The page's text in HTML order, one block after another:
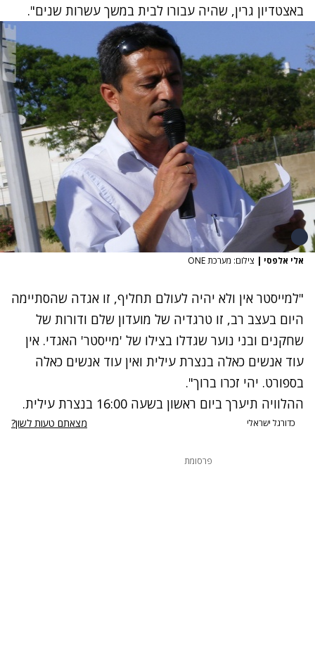
באצטדיון גרין, שהיה עבורו לבית במשך עשרות שנים".
אלי אלפסי | צילום: מערכת ONE
"למייסטר אין ולא יהיה לעולם תחליף, זו אגדה שהסתיימה
היום בעצב רב, זו טרגדיה של מועדון שלם ודורות של
שחקנים ובני נוער שגדלו בצילו של 'מייסטר' האגדי. אין
עוד אנשים כאלה בנצרת עילית ואין עוד אנשים כאלה
בספורט. יהי זכרו ברוך".
ההלוויה תיערך ביום ראשון בשעה 16:00 בנצרת עילית.
כדורגל ישראלי מצאתם טעות לשון?
פרסומת